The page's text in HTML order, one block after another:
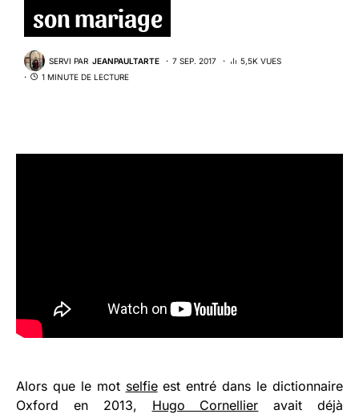
son mariage
SERVI PAR JEANPAULTARTE 7 SEP. 2017
5,5K VUES
1 MINUTE DE LECTURE
Alors que le mot selfieest entré dans le dictionnaire
Oxford en 2013, Hugo Cornellier avait déjà